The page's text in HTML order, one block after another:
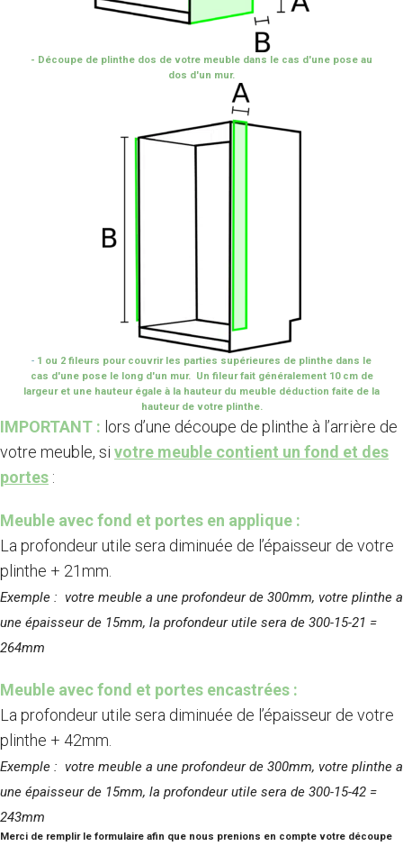
- Découpe de plinthe dos de votre meuble dans le cas d'une pose au
dos d'un mur.
- 1 ou 2 fileurs pour couvrir les parties supérieures de plinthe dans le
cas d'une pose le long d'un mur. Un fileur fait généralement 10 cm de
largeur et une hauteur égale à la hauteur du meuble déduction faite de la
hauteur de votre plinthe.
IMPORTANT : lors d’une découpe de plinthe à l’arrière de
votre meuble, si votre meuble contient un fond et des
portes :
Meuble avec fond et portes en applique :
La profondeur utile sera diminuée de l’épaisseur de votre
plinthe + 21mm.
Exemple : votre meuble a une profondeur de 300mm, votre plinthe a
une épaisseur de 15mm, la profondeur utile sera de 300-15-21 =
264mm
Meuble avec fond et portes encastrées :
La profondeur utile sera diminuée de l’épaisseur de votre
plinthe + 42mm.
Exemple : votre meuble a une profondeur de 300mm, votre plinthe a
une épaisseur de 15mm, la profondeur utile sera de 300-15-42 =
243mm
Merci de remplir le formulaire afin que nous prenions en compte votre découpe